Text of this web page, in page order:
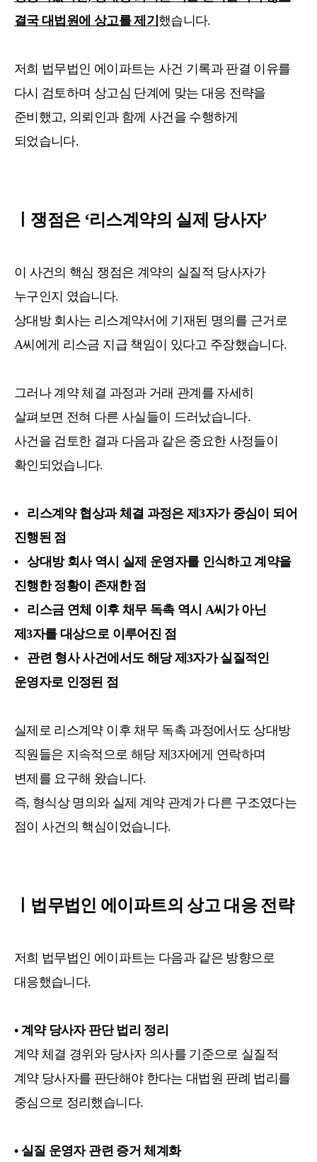
결국 대법원에 상고를 제기 했습니다.
저희 법무법인 에이파트는 사건 기록과 판결 이유를
다시 검토하며 상고심 단계에 맞는 대응 전략을
준비했고, 의뢰인과 함께 사건을 수행하게
되었습니다.
ㅣ쟁점은 ‘리스계약의 실제 당사자’
이 사건의 핵심 쟁점은 계약의 실질적 당사자가
누구인지 였습니다.
상대방 회사는 리스계약서에 기재된 명의를 근거로
A씨에게 리스금 지급 책임이 있다고 주장했습니다.
그러나 계약 체결 과정과 거래 관계를 자세히
살펴보면 전혀 다른 사실들이 드러났습니다.
사건을 검토한 결과 다음과 같은 중요한 사정들이
확인되었습니다.
• 리스계약 협상과 체결 과정은 제3자가 중심이 되어
진행된 점
• 상대방 회사 역시 실제 운영자를 인식하고 계약을
진행한 정황이 존재한 점
• 리스금 연체 이후 채무 독촉 역시 A씨가 아닌
제3자를 대상으로 이루어진 점
• 관련 형사 사건에서도 해당 제3자가 실질적인
운영자로 인정된 점
실제로 리스계약 이후 채무 독촉 과정에서도 상대방
직원들은 지속적으로 해당 제3자에게 연락하며
변제를 요구해 왔습니다.
즉, 형식상 명의와 실제 계약 관계가 다른 구조였다는
점이 사건의 핵심이었습니다.
ㅣ법무법인 에이파트의 상고 대응 전략
저희 법무법인 에이파트는 다음과 같은 방향으로
대응했습니다.
• 계약 당사자 판단 법리 정리
계약 체결 경위와 당사자 의사를 기준으로 실질적
계약 당사자를 판단해야 한다는 대법원 판례 법리를
중심으로 정리했습니다.
• 실질 운영자 관련 증거 체계화